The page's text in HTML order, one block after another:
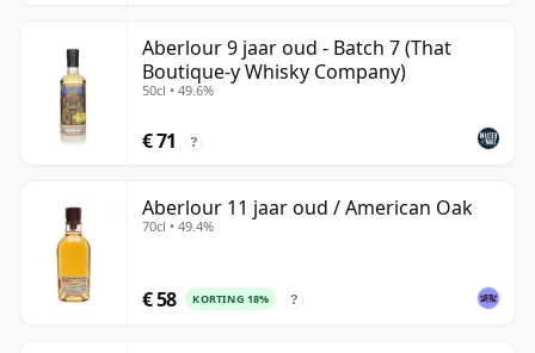
Aberlour 9 jaar oud - Batch 7 (That
Boutique-y Whisky Company)
50cl • 49.6%
€ 71 ?
Aberlour 11 jaar oud / American Oak
70cl • 49.4%
€ 58 KORTING 18% ?